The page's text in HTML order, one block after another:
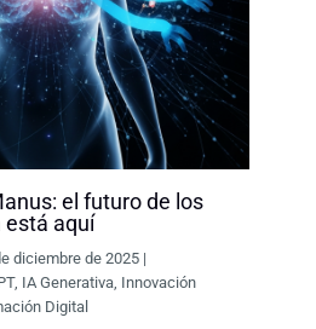
el futuro de los
está aquí
diciembre de 2025 |
, IA Generativa, Innovación
Digital